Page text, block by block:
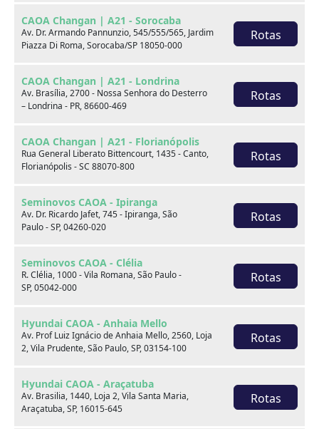
CAOA Changan | A21 - Sorocaba
Av. Dr. Armando Pannunzio, 545/555/565, Jardim
Piazza Di Roma, Sorocaba/SP 18050-000
Rotas
CAOA Changan | A21 - Londrina
Av. Brasília, 2700 - Nossa Senhora do Desterro
– Londrina - PR, 86600-469
Rotas
CAOA Changan | A21 - Florianópolis
Rua General Liberato Bittencourt, 1435 - Canto,
Florianópolis - SC 88070-800
Rotas
Seminovos CAOA - Ipiranga
Av. Dr. Ricardo Jafet, 745 - Ipiranga, São
Paulo - SP, 04260-020
Rotas
Seminovos CAOA - Clélia
R. Clélia, 1000 - Vila Romana, São Paulo -
SP, 05042-000
Rotas
Hyundai CAOA - Anhaia Mello
Av. Prof Luiz Ignácio de Anhaia Mello, 2560, Loja
2, Vila Prudente, São Paulo, SP, 03154-100
Rotas
Hyundai CAOA - Araçatuba
Av. Brasilia, 1440, Loja 2, Vila Santa Maria,
Araçatuba, SP, 16015-645
Rotas
Destaques
Sobre nós